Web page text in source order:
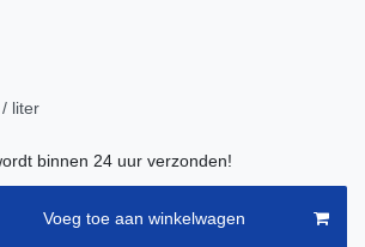
liter
binnen 24 uur verzonden!
Voeg toe aan winkelwagen